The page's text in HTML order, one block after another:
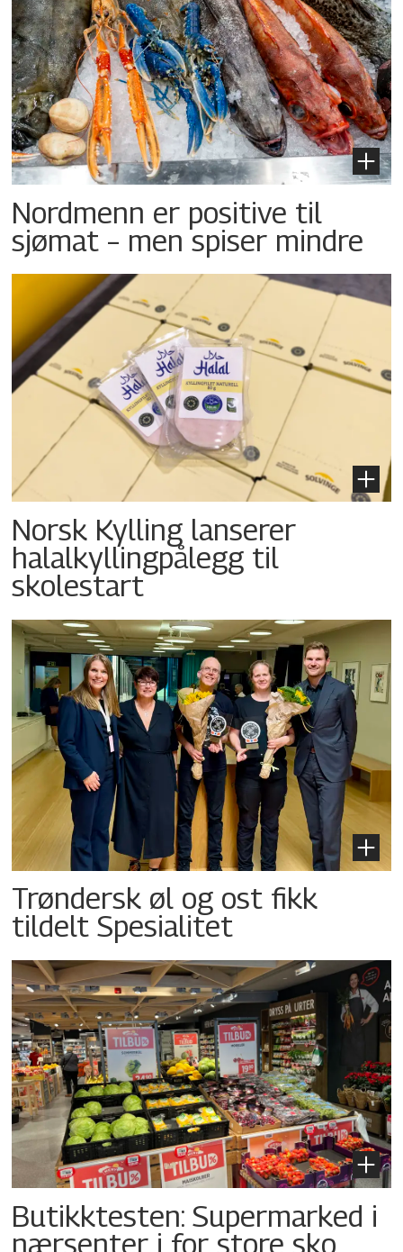
Nordmenn er positive til
sjømat – men spiser mindre
Norsk Kylling lanserer
halalkyllingpålegg til
skolestart
Trøndersk øl og ost fikk
tildelt Spesialitet
Butikktesten: Supermarked i
nærsenter i for store sko